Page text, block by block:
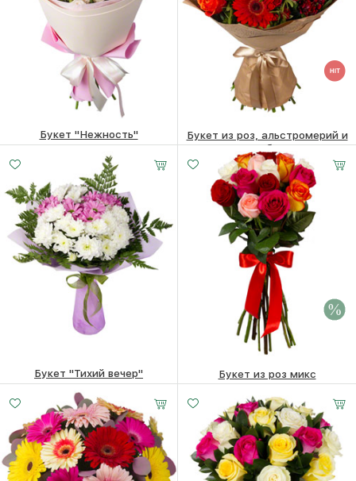
Букет "Нежность"
₽
Букет из роз, альстромерий и
гербер
7640₽
Букет "Тихий вечер"
3880
Букет из роз микс
6560 ₽ 6360
40 см
30 -
40 см
40 -
40 см